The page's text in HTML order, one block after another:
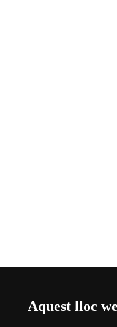
Aquest lloc